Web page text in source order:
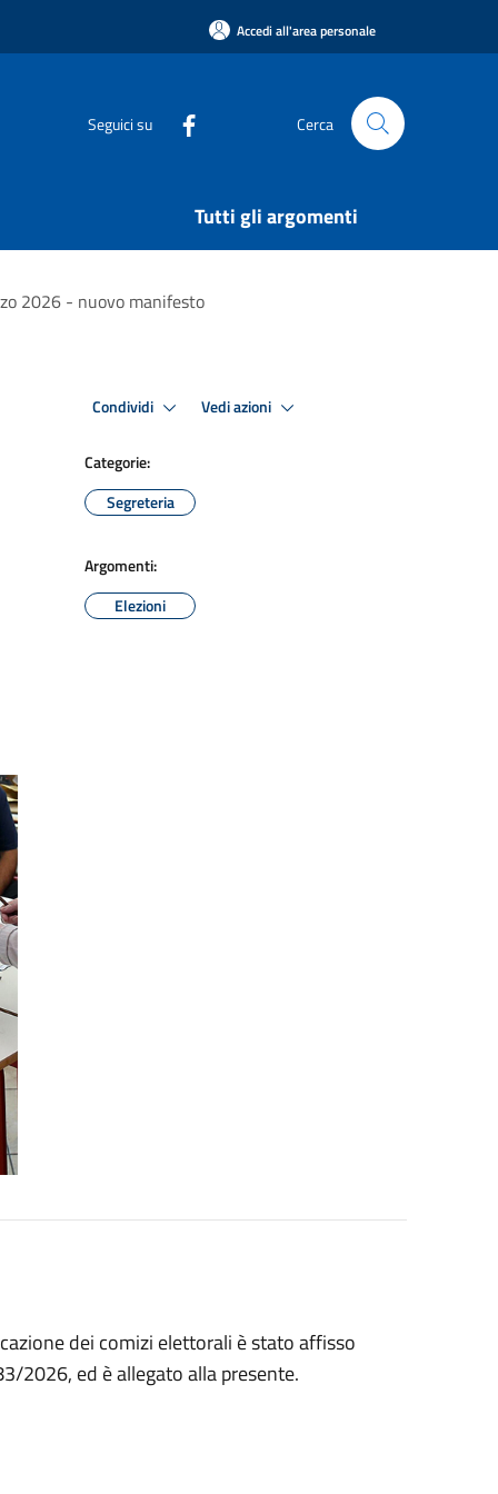
Accedi all'area personale
Seguici su Cerca
Tutti gli argomenti
2026 - nuovo manifesto
Condividi Vedi azioni
Categorie:
Segreteria
Argomenti:
Elezioni
dei comizi elettorali è stato affisso
2026, ed è allegato alla presente.